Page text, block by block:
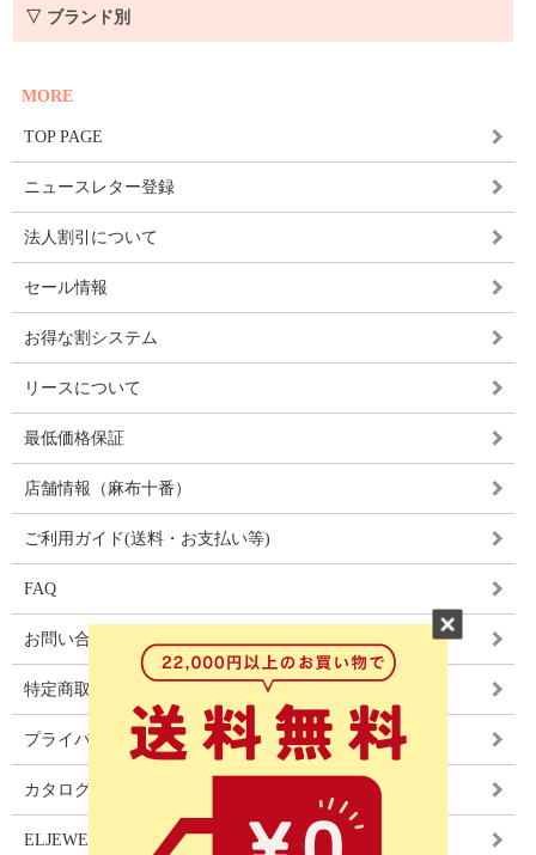
▽ ブランド別
MORE
TOP PAGE
ニュースレター登録
法人割引について
セール情報
お得な割システム
リースについて
最低価格保証
店舗情報（麻布十番）
ご利用ガイド(送料・お支払い等)
FAQ
お問い合わせ
特定商取引法に基づく表記
プライバシーポリシー
カタログ
ELJEWEL LIGHITNG